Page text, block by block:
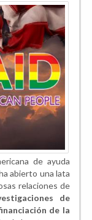
de ayuda
abierto una lata
relaciones de
de
de la